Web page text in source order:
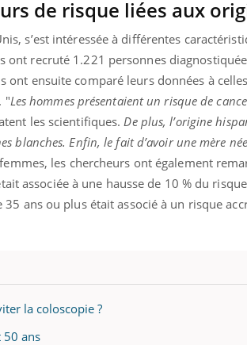
de risque liées aux
s’est intéressée à différentes
ont recruté 1.221 personnes
ensuite comparé leurs données à
"Les hommes présentaient un risque de
les scientifiques. De plus, l’origine
blanches. Enfin, le fait d’avoir une mère
les chercheurs ont également
associée à une hausse de 10 % du
ans ou plus était associé à un risque
la coloscopie ?
50 ans